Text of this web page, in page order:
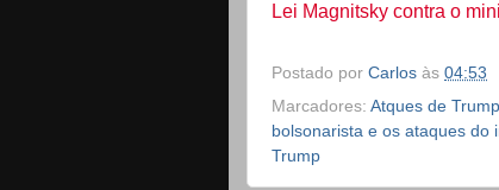
Lei Magnitsky contra o
Postado por Carlos às 04:53
Marcadores: Atques de
bolsonarista e os ataques do
Trump